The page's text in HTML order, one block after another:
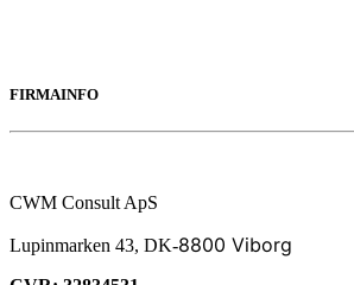
FIRMAINFO
CWM Consult ApS
Lupinmarken 43, DK-8800 Viborg